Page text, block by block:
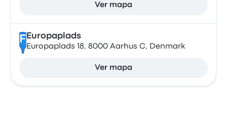
Ver mapa
F Europaplads
Europaplads 18, 8000 Aarhus C, Denmark
Ver mapa